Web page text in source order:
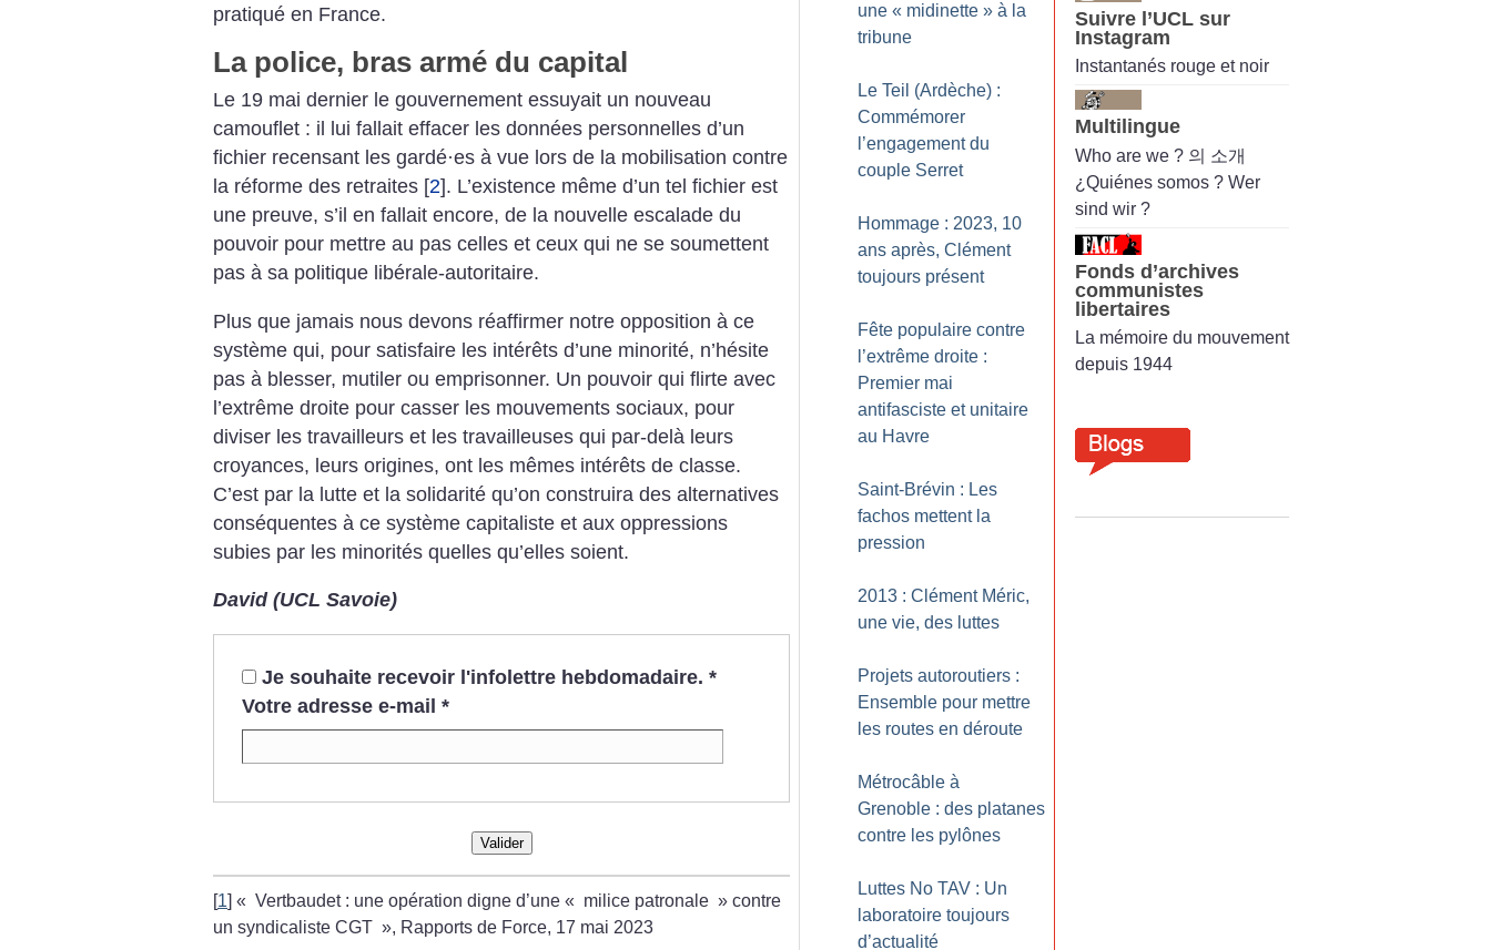
pratiqué en France.
La police, bras armé du capital
Le 19 mai dernier le gouvernement essuyait un nouveau
camouflet : il lui fallait effacer les données personnelles d’un
fichier recensant les gardé·es à vue lors de la mobilisation contre
la réforme des retraites [2]. L’existence même d’un tel fichier est
une preuve, s’il en fallait encore, de la nouvelle escalade du
pouvoir pour mettre au pas celles et ceux qui ne se soumettent
pas à sa politique libérale-autoritaire.
Plus que jamais nous devons réaffirmer notre opposition à ce
système qui, pour satisfaire les intérêts d’une minorité, n’hésite
pas à blesser, mutiler ou emprisonner. Un pouvoir qui flirte avec
l’extrême droite pour casser les mouvements sociaux, pour
diviser les travailleurs et les travailleuses qui par-delà leurs
croyances, leurs origines, ont les mêmes intérêts de classe.
C’est par la lutte et la solidarité qu’on construira des alternatives
conséquentes à ce système capitaliste et aux oppressions
subies par les minorités quelles qu’elles soient.
David (UCL Savoie)
Je souhaite recevoir l'infolettre hebdomadaire. *
Votre adresse e-mail *
Valider
[1] « Vertbaudet : une opération digne d’une « milice patronale » contre
un syndicaliste CGT », Rapports de Force, 17 mai 2023
une « midinette » à la
tribune
Le Teil (Ardèche) :
Commémorer
l’engagement du
couple Serret
Hommage : 2023, 10
ans après, Clément
toujours présent
Fête populaire contre
l’extrême droite :
Premier mai
antifasciste et unitaire
au Havre
Saint-Brévin : Les
fachos mettent la
pression
2013 : Clément Méric,
une vie, des luttes
Projets autoroutiers :
Ensemble pour mettre
les routes en déroute
Métrocâble à
Grenoble : des platanes
contre les pylônes
Luttes No TAV : Un
laboratoire toujours
d’actualité
Suivre l’UCL sur
Instagram
Instantanés rouge et noir
Multilingue
Who are we ? 의 소개
¿Quiénes somos ? Wer
sind wir ?
Fonds d’archives
communistes
libertaires
La mémoire du mouvement
depuis 1944